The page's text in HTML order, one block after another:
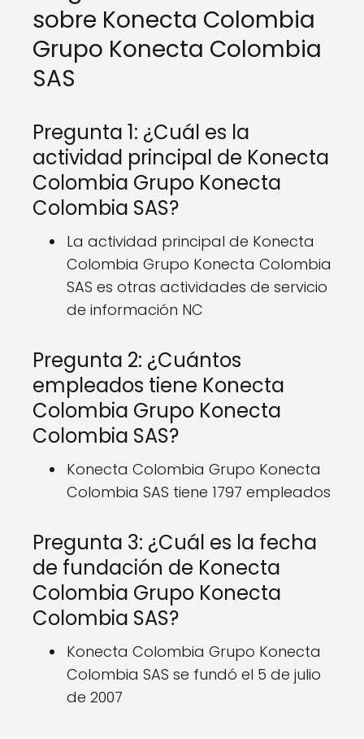
sobre Konecta Colombia
Grupo Konecta Colombia
SAS
Pregunta 1: ¿Cuál es la
actividad principal de Konecta
Colombia Grupo Konecta
Colombia SAS?
La actividad principal de Konecta
Colombia Grupo Konecta Colombia
SAS es otras actividades de servicio
de información NC
Pregunta 2: ¿Cuántos
empleados tiene Konecta
Colombia Grupo Konecta
Colombia SAS?
Konecta Colombia Grupo Konecta
Colombia SAS tiene 1797 empleados
Pregunta 3: ¿Cuál es la fecha
de fundación de Konecta
Colombia Grupo Konecta
Colombia SAS?
Konecta Colombia Grupo Konecta
Colombia SAS se fundó el 5 de julio
de 2007